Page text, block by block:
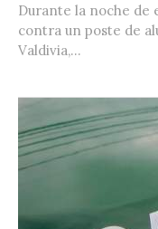
Durante la noche de
contra un poste de
Valdivia,...